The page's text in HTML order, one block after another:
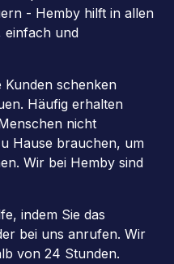
- Hemby hilft in allen
einfach und
Kunden schenken
Häufig erhalten
nicht
Hause brauchen, um
Wir bei Hemby sind
indem Sie das
bei uns anrufen. Wir
von 24 Stunden.